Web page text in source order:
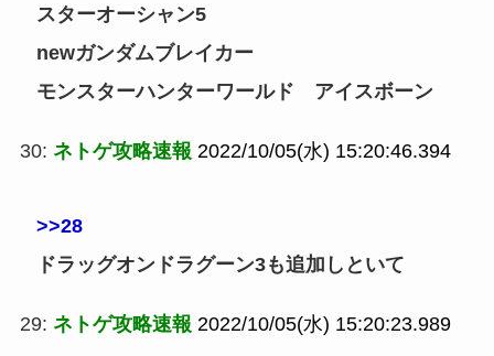
スターオーシャン5
newガンダムブレイカー
モンスターハンターワールド アイスボーン
30: ネトゲ攻略速報 2022/10/05(水) 15:20:46.394
>>28
ドラッグオンドラグーン3も追加しといて
29: ネトゲ攻略速報 2022/10/05(水) 15:20:23.989